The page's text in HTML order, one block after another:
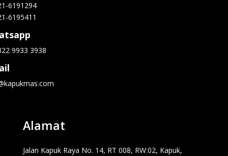
6191294
6195411
9933 3938
Alamat
Jalan Kapuk Raya No. 14, RT 008, RW:02, Kapuk,